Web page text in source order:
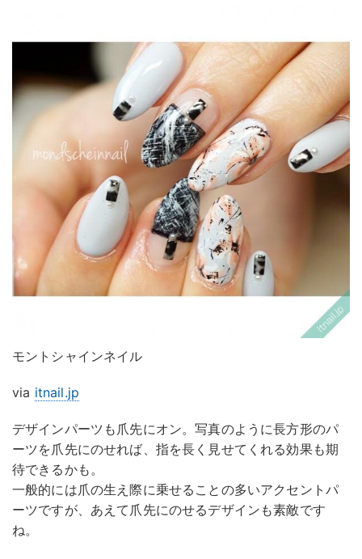
モントシャインネイル
via itnail.jp
デザインパーツも爪先にオン。写真のように長方形のパ
ーツを爪先にのせれば、指を長く見せてくれる効果も期
待できるかも。
一般的には爪の生え際に乗せることの多いアクセントパ
ーツですが、あえて爪先にのせるデザインも素敵です
ね。